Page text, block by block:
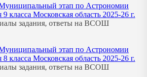
этап по Астрономии
класса Московская область 2025-26 г.
задания, ответы на ВСОШ
этап по Астрономии
класса Московская область 2025-26 г.
задания, ответы на ВСОШ